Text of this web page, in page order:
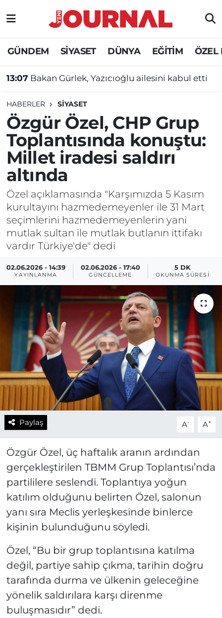
GÜNDEM SİYASET DÜNYA EĞİTİM ÖZEL
13:07 Bakan Gürlek, Yazıcıoğlu ailesini kabul etti
HABERLER SİYASET
Özgür Özel, CHP Grup
Toplantısında konuştu:
Millet iradesi saldırı
altında
Özel açıklamasında "Karşımızda 5 Kasım
kurultayını hazmedemeyenler ile 31 Mart
seçimlerini hazmedemeyenlerin yani
mutlak sultan ile mutlak butlanın ittifakı
vardır Türkiye'de" dedi
02.06.2026 - 14:39
YAYINLANMA
02.06.2026 - 17:40
GÜNCELLEME
5 DK
OKUNMA SÜRESI
Paylaş A- A+
Özgür Özel, üç haftalık aranın ardından
gerçekleştirilen TBMM Grup Toplantısı’nda
partililere seslendi. Toplantıya yoğun
katılım olduğunu belirten Özel, salonun
yanı sıra Meclis yerleşkesinde binlerce
kişinin bulunduğunu söyledi.
Özel, “Bu bir grup toplantısına katılma
değil, partiye sahip çıkma, tarihin doğru
tarafında durma ve ülkenin geleceğine
yönelik saldırılara karşı direnme
buluşmasıdır” dedi.
GÜNDEM
SİYASET
DÜNYA
EĞİTİM
ÖZEL HABER
Nöbetçi Eczaneler
Hava Durumu
Süper Lig Puan Durumu ve Fikstür
Tüm Manşetler
Son Dakika Haberleri
Haber Arşivi